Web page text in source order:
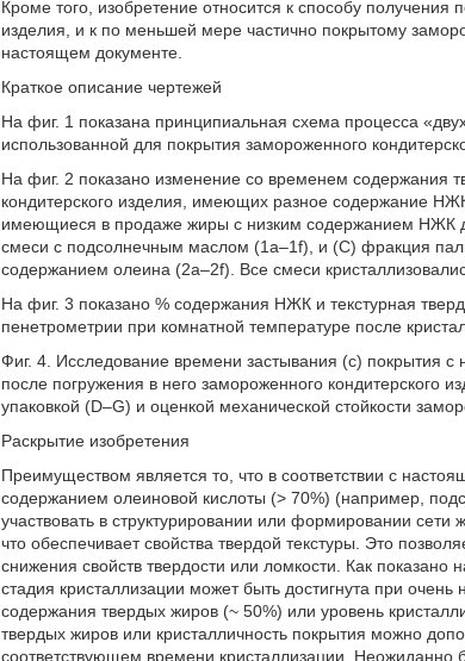
Кроме того, изобретение относится к способу
изделия, и к по меньшей мере частично покрытому
настоящем документе.
Краткое описание чертежей
На фиг. 1 показана принципиальная схема процесса
использованной для покрытия замороженного
На фиг. 2 показано изменение со временем содержания
кондитерского изделия, имеющих разное содержание
имеющиеся в продаже жиры с низким содержанием НЖК
смеси с подсолнечным маслом (1a–1f), и (C) фракция
содержанием олеина (2a–2f). Все смеси
На фиг. 3 показано % содержания НЖК и текстурная
пенетрометрии при комнатной температуре после
Фиг. 4. Исследование времени застывания (с) покрытия
после погружения в него замороженного кондитерского
упаковкой (D–G) и оценкой механической стойкости
Раскрытие изобретения
Преимуществом является то, что в соответствии с
содержанием олеиновой кислоты (> 70%) (например,
участвовать в структурировании или формировании
что обеспечивает свойства твердой текстуры. Это
снижения свойств твердости или ломкости. Как
стадия кристаллизации может быть достигнута при
содержания твердых жиров (~ 50%) или уровень
твердых жиров или кристалличность покрытия можно
соответствующем времени кристаллизации. Неожиданно